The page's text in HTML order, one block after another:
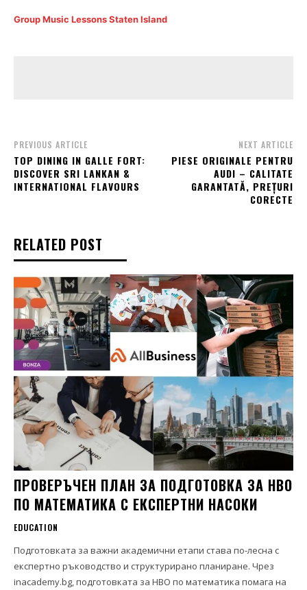
Group Music Lessons Staten Island
PREVIOUS ARTICLE
TOP DINING IN GALLE FORT:
DISCOVER SRI LANKAN &
INTERNATIONAL FLAVOURS
NEXT ARTICLE
PIESE ORIGINALE PENTRU
AUDI – CALITATE
GARANTATĂ, PREȚURI
CORECTE
RELATED POST
ПРОВЕРЪЧЕН ПЛАН ЗА ПОДГОТОВКА ЗА НВО
ПО МАТЕМАТИКА С ЕКСПЕРТНИ НАСОКИ
EDUCATION
Подготовката за важни академични етапи става по-лесна с
експертно ръководство и структурирано планиране. Чрез
inacademy.bg, подготовката за НВО по математика помага на